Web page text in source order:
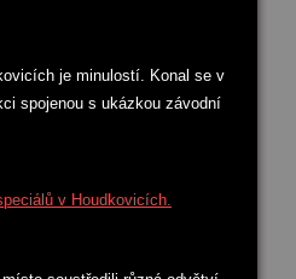
je minulostí. Konal se v
spojenou s ukázkou závodní